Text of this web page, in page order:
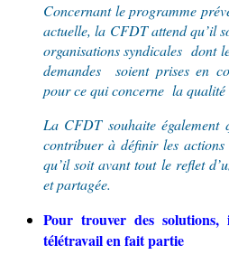
Concernantle programme
actuelle, la CFDT attend qu’il
organisations syndicales dont
demandes soient prises en
pour ce qui concerne la qualité
La CFDT souhaite également
contribuer à définir les
qu’il soitavant tout le reflet d’
et partagée.
Pour trouver des
télétravail en fait partie